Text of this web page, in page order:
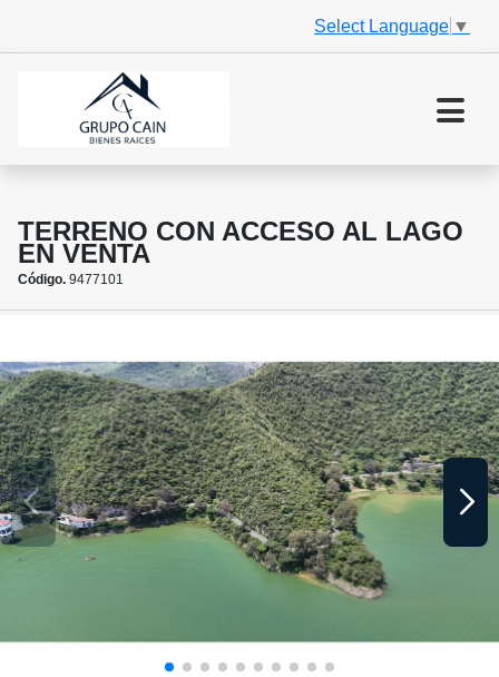
Select Language ▼
TERRENO CON ACCESO AL LAGO
EN VENTA
Código. 9477101